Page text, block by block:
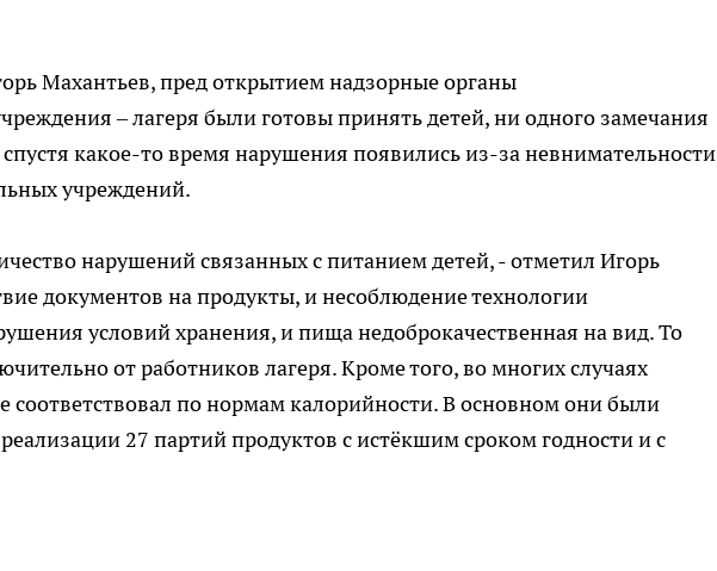
Махантьев, пред открытием надзорные органы
– лагеря были готовы принять детей, ни одного замечания
какое-то время нарушения появились из-за невнимательности
учреждений.
нарушений связанных с питанием детей, - отметил Игорь
документов на продукты, и несоблюдение технологии
условий хранения, и пища недоброкачественная на вид. То
от работников лагеря. Кроме того, во многих случаях
соответствовал по нормам калорийности. В основном они были
27 партий продуктов с истёкшим сроком годности и с